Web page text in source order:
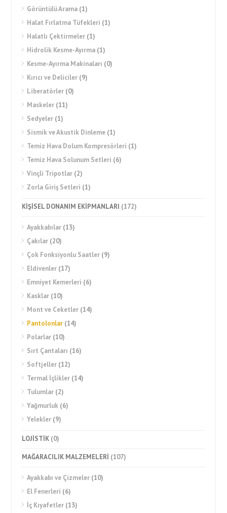
Görüntülü Arama (1)
Halat Fırlatma Tüfekleri (1)
Halatlı Çektirmeler (1)
Hidrolik Kesme-Ayırma (1)
Kesme-Ayırma Makinaları (0)
Kırıcı ve Deliciler (9)
Liberatörler (0)
Maskeler (11)
Sedyeler (1)
Sismik ve Akustik Dinleme (1)
Temiz Hava Dolum Kompresörleri (1)
Temiz Hava Solunum Setleri (6)
Vinçli Tripotlar (2)
Zorla Giriş Setleri (1)
KİŞİSEL DONANIM EKİPMANLARI (172)
Ayakkabılar (13)
Çakılar (20)
Çok Fonksiyonlu Saatler (9)
Eldivenler (17)
Emniyet Kemerleri (6)
Kasklar (10)
Mont ve Ceketler (14)
Pantolonlar (14)
Polarlar (10)
Sırt Çantaları (16)
Softjeller (12)
Termal İçlikler (14)
Tulumlar (2)
Yağmurluk (6)
Yelekler (9)
LOJİSTİK (0)
MAĞARACILIK MALZEMELERİ (107)
Ayakkabı ve Çizmeler (10)
El Fenerleri (6)
İç Kıyafetler (13)